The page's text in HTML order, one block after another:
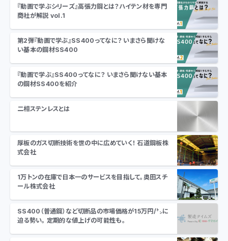
『動画で学ぶシリーズ』高張力鋼とは？ハイテン材を専門
商社が解説 vol.1
第2弾『動画で学ぶ』SS400ってなに？ いまさら聞けな
い基本の鋼材SS400
『動画で学ぶ』SS400ってなに？ いまさら聞けない基本
の鋼材SS400を紹介
二相ステンレスとは
厚板のガス切断技術を世の中に広めていく！ 石道鋼板株
式会社
1万トンの在庫で日本一のサービスを目指して。奥田スチ
ール株式会社
SS400（普通鋼）など切断品の市場価格が15万円/㌧に
迫る勢い。 定期的な値上げの可能性も。